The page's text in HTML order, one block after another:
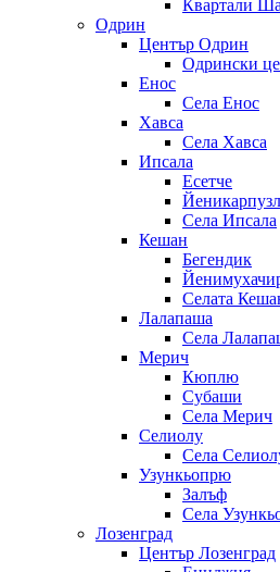
Квартали
Одрин
Център Одрин
Одрински
Енос
Села Енос
Хавса
Села Хавса
Ипсала
Есетче
Села Ипсала
Кешан
Бегендик
Селата
Лалапаша
Села
Мерич
Кюплю
Субаши
Села Мерич
Селиолу
Села
Узункьопрю
Залъф
Села
Лозенград
Център Лозенград